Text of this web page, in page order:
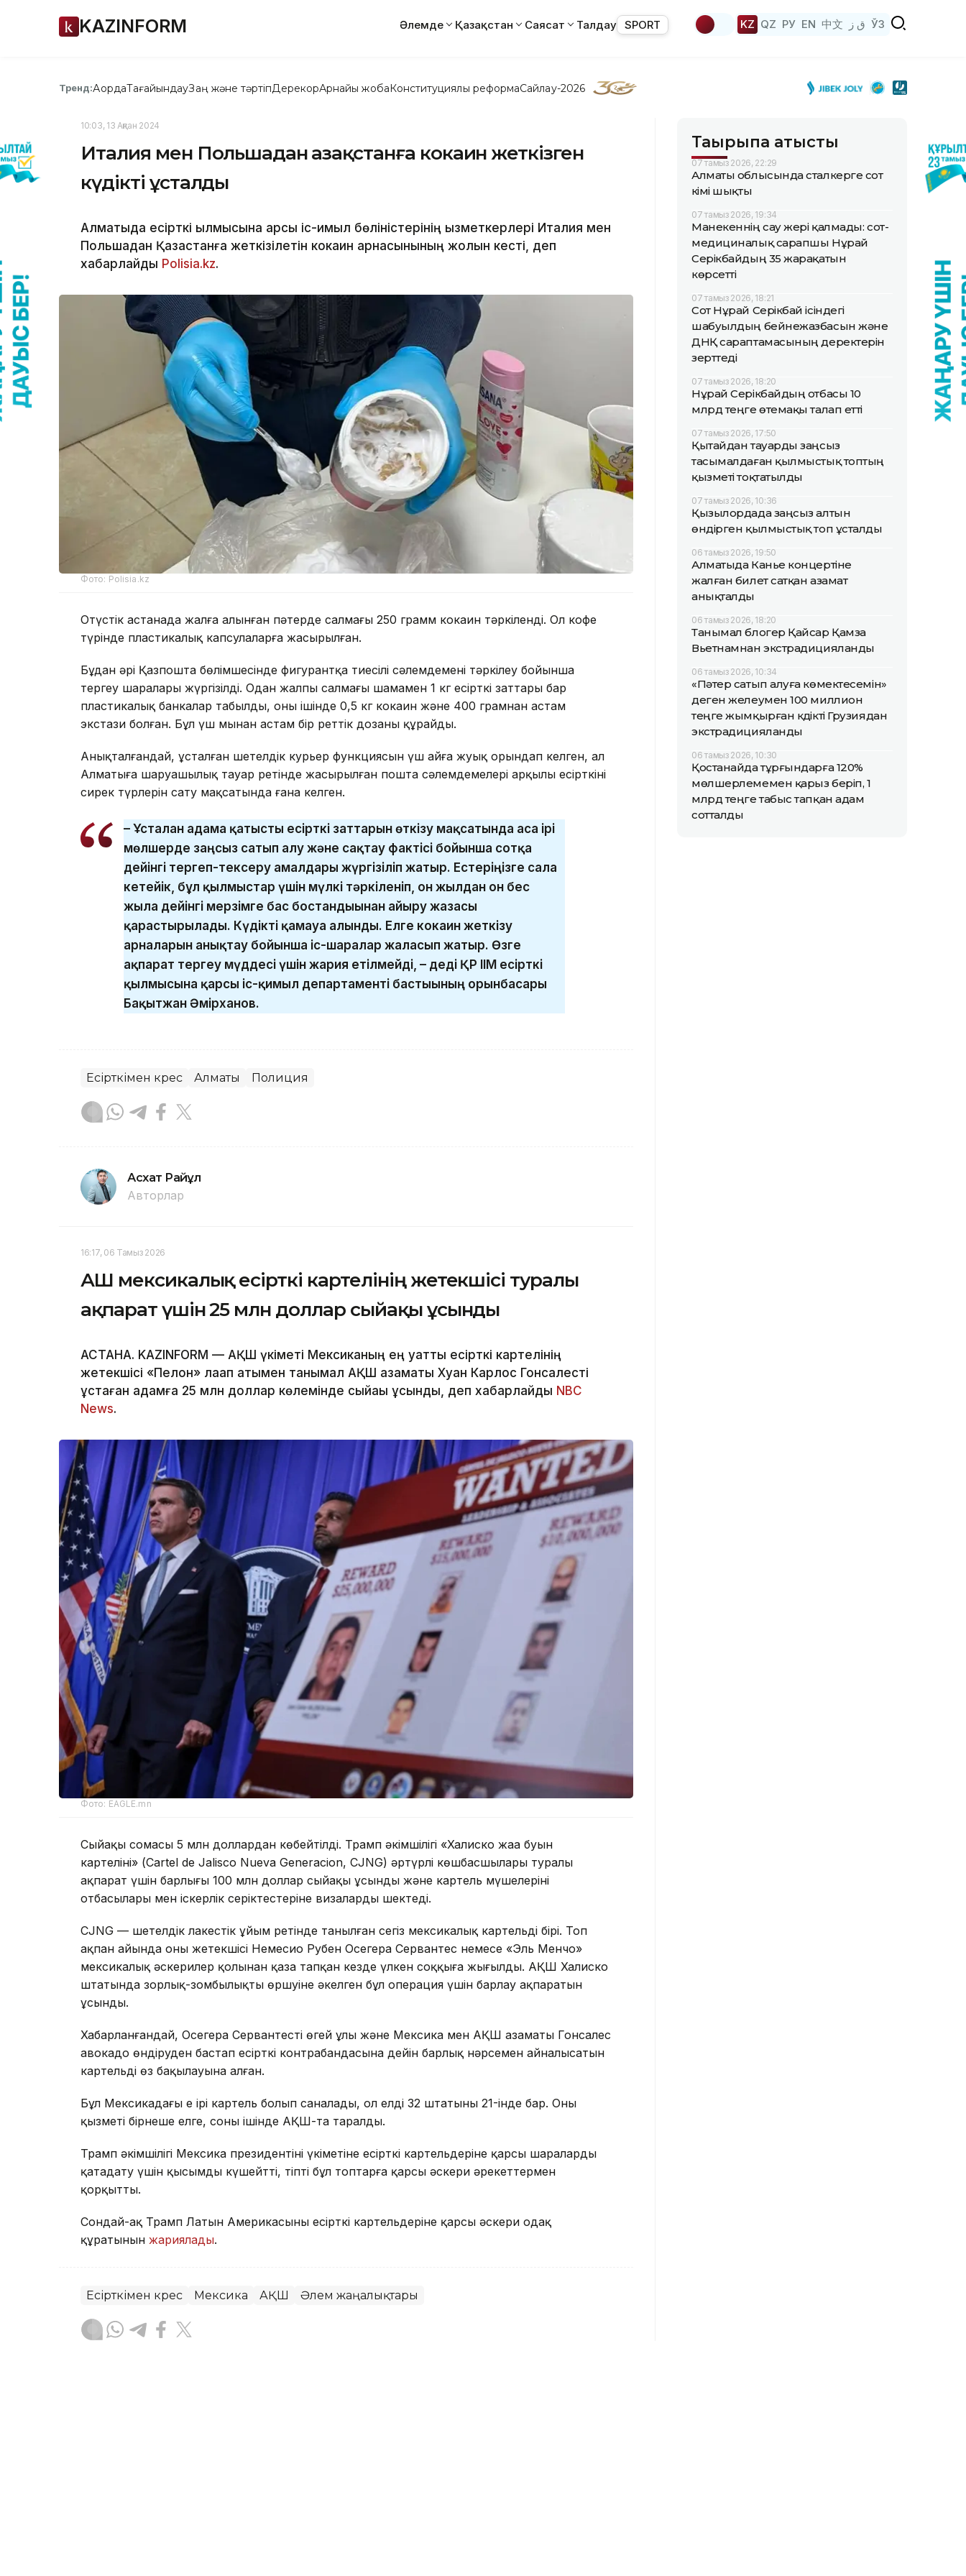
KAZINFORM Әлемде Қазақстан Саясат Талдау SPORT KZ QZ РУ EN 中文 ق ز ЎЗ
Тренд:АқордаТағайындауЗаң және тәртіпДерекқорАрнайы жобаКонституциялық реформаСайлау-2026
10:03, 13 Ақпан 2024
Италия мен Польшадан Қазақстанға кокаин жеткізген
күдікті ұсталды
Алматыда есірткі қылмысына қарсы іс-қимыл бөліністерінің қызметкерлері Италия мен
Польшадан Қазақстанға жеткізілетін кокаин арнасынының жолын кесті, деп
хабарлайды Polisia.kz.
Фото: Polisia.kz
Оңтүстік астанада жалға алынған пәтерде салмағы 250 грамм кокаин тәркіленді. Ол кофе
түрінде пластикалық капсулаларға жасырылған.
Бұдан әрі Қазпошта бөлімшесінде фигурантқа тиесілі сәлемдемені тәркілеу бойынша
тергеу шаралары жүргізілді. Одан жалпы салмағы шамамен 1 кг есірткі заттары бар
пластикалық банкалар табылды, оның ішінде 0,5 кг кокаин және 400 грамнан астам
экстази болған. Бұл үш мыңнан астам бір реттік дозаны құрайды.
Анықталғандай, ұсталған шетелдік курьер функциясын үш айға жуық орындап келген, ал
Алматыға шаруашылық тауар ретінде жасырылған пошта сәлемдемелері арқылы есірткінің
сирек түрлерін сату мақсатында ғана келген.
– Ұсталған адамға қатысты есірткі заттарын өткізу мақсатында аса ірі
мөлшерде заңсыз сатып алу және сақтау фактісі бойынша сотқа
дейінгі тергеп-тексеру амалдары жүргізіліп жатыр. Естеріңізге сала
кетейік, бұл қылмыстар үшін мүлкі тәркіленіп, он жылдан он бес
жылға дейінгі мерзімге бас бостандығынан айыру жазасы
қарастырылады. Күдікті қамауға алынды. Елге кокаин жеткізу
арналарын анықтау бойынша іс-шаралар жалғасып жатыр. Өзге
ақпарат тергеу мүддесі үшін жария етілмейді, – деді ҚР ІІМ есірткі
қылмысына қарсы іс-қимыл департаменті бастығының орынбасары
Бақытжан Әмірханов.
Есірткімен күрес Алматы Полиция
Асхат Райқұл
Авторлар
16:17, 06 Тамыз 2026
АҚШ мексикалық есірткі картелінің жетекшісі туралы
ақпарат үшін 25 млн доллар сыйақы ұсынды
АСТАНА. KAZINFORM — АҚШ үкіметі Мексиканың ең қуатты есірткі картелінің
жетекшісі «Пелон» лақап атымен танымал АҚШ азаматы Хуан Карлос Гонсалесті
ұстаған адамға 25 млн доллар көлемінде сыйақы ұсынды, деп хабарлайды NBC
News.
Фото: EAGLE.mn
Сыйақы сомасы 5 млн доллардан көбейтілді. Трамп әкімшілігі «Халиско жаңа буын
картелінің» (Cartel de Jalisco Nueva Generacion, CJNG) әртүрлі көшбасшылары туралы
ақпарат үшін барлығы 100 млн доллар сыйақы ұсынды және картель мүшелерінің
отбасылары мен іскерлік серіктестеріне визаларды шектеді.
CJNG — шетелдік лаңкестік ұйым ретінде танылған сегіз мексикалық картельдің бірі. Топ
ақпан айында оның жетекшісі Немесио Рубен Осегера Сервантес немесе «Эль Менчо»
мексикалық әскерилер қолынан қаза тапқан кезде үлкен соққыға жығылды. АҚШ Халиско
штатында зорлық-зомбылықтың өршуіне әкелген бұл операция үшін барлау ақпаратын
ұсынды.
Хабарланғандай, Осегера Сервантестің өгей ұлы және Мексика мен АҚШ азаматы Гонсалес
авокадо өндіруден бастап есірткі контрабандасына дейін барлық нәрсемен айналысатын
картельді өз бақылауына алған.
Бұл Мексикадағы ең ірі картель болып саналады, ол елдің 32 штатының 21-інде бар. Оның
қызметі бірнеше елге, соның ішінде АҚШ-та таралды.
Трамп әкімшілігі Мексика президентінің үкіметіне есірткі картельдеріне қарсы шараларды
қатаңдату үшін қысымды күшейтті, тіпті бұл топтарға қарсы әскери әрекеттермен
қорқытты.
Сондай-ақ Трамп Латын Америкасының есірткі картельдеріне қарсы әскери одақ
құратынын жариялады.
Есірткімен күрес Мексика АҚШ Әлем жаңалықтары
Тақырыпқа қатысты
07 тамыз 2026, 22:29
Алматы облысында сталкерге сот
үкімі шықты
07 тамыз 2026, 19:34
Манекеннің сау жері қалмады: сот-
медициналық сарапшы Нұрай
Серікбайдың 35 жарақатын
көрсетті
07 тамыз 2026, 18:21
Сот Нұрай Серікбай ісіндегі
шабуылдың бейнежазбасын және
ДНҚ сараптамасының деректерін
зерттеді
07 тамыз 2026, 18:20
Нұрай Серікбайдың отбасы 10
млрд теңге өтемақы талап етті
07 тамыз 2026, 17:50
Қытайдан тауарды заңсыз
тасымалдаған қылмыстық топтың
қызметі тоқтатылды
07 тамыз 2026, 10:36
Қызылордада заңсыз алтын
өндірген қылмыстық топ ұсталды
06 тамыз 2026, 19:50
Алматыда Канье концертіне
жалған билет сатқан азамат
анықталды
06 тамыз 2026, 18:20
Танымал блогер Қайсар Қамза
Вьетнамнан экстрадицияланды
06 тамыз 2026, 10:34
«Пәтер сатып алуға көмектесемін»
деген желеумен 100 миллион
теңге жымқырған күдікті Грузиядан
экстрадицияланды
06 тамыз 2026, 10:30
Қостанайда тұрғындарға 120%
мөлшерлемемен қарыз беріп, 1
млрд теңге табыс тапқан адам
сотталды